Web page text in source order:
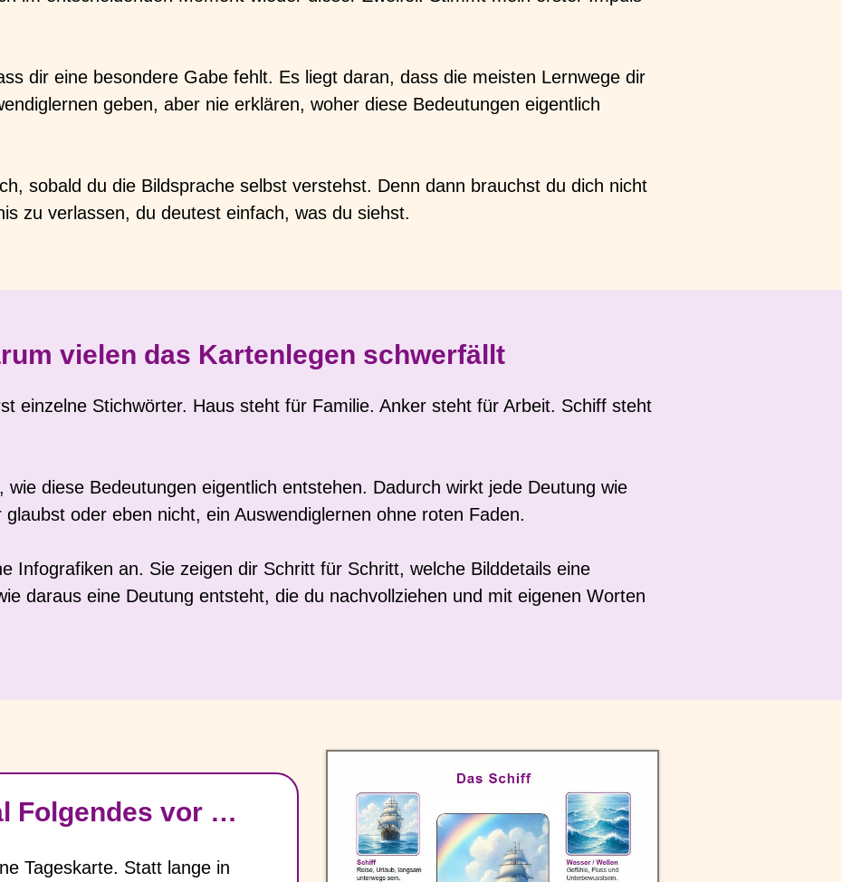
dir eine besondere Gabe fehlt. Es liegt daran, dass die meisten Lernwege dir
geben, aber nie erklären, woher diese Bedeutungen eigentlich
sobald du die Bildsprache selbst verstehst. Denn dann brauchst du dich nicht
zu verlassen, du deutest einfach, was du siehst.
vielen das Kartenlegen schwerfällt
einzelne Stichwörter. Haus steht für Familie. Anker steht für Arbeit. Schiff steht
wie diese Bedeutungen eigentlich entstehen. Dadurch wirkt jede Deutung wie
oder eben nicht, ein Auswendiglernen ohne roten Faden.
Infografiken an. Sie zeigen dir Schritt für Schritt, welche Bilddetails eine
daraus eine Deutung entsteht, die du nachvollziehen und mit eigenen Worten
Folgendes vor …
Tageskarte. Statt lange in